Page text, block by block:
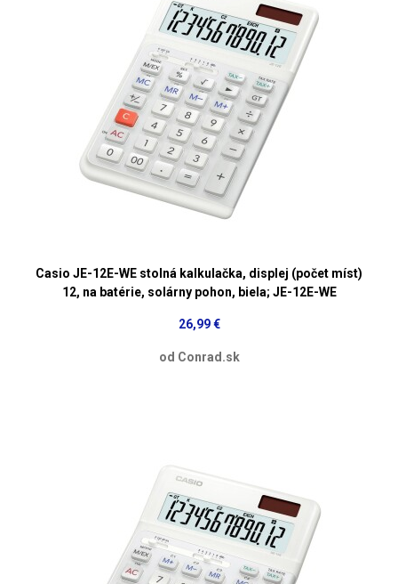
Casio JE-12E-WE stolná kalkulačka, displej (počet míst)
12, na batérie, solárny pohon, biela; JE-12E-WE
26,99 €
od Conrad.sk